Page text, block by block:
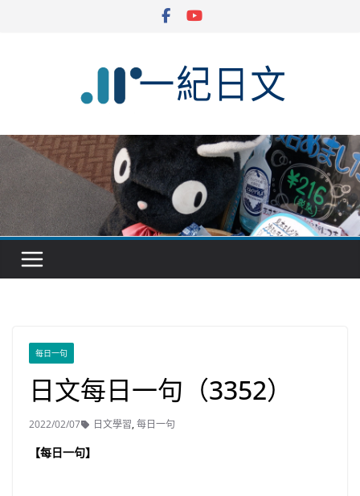
每日一句
日文每日一句（3352）
2022/02/07 日文學習,每日一句
【每日一句】